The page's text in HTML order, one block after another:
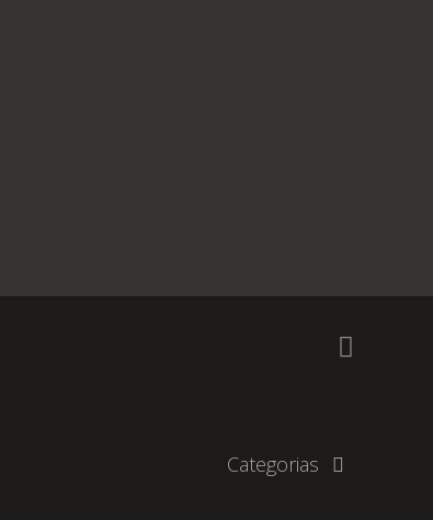
Categorias